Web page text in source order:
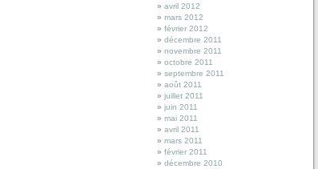
avril 2012
mars 2012
février 2012
décembre 2011
novembre 2011
octobre 2011
septembre 2011
août 2011
juillet 2011
juin 2011
mai 2011
avril 2011
mars 2011
février 2011
décembre 2010